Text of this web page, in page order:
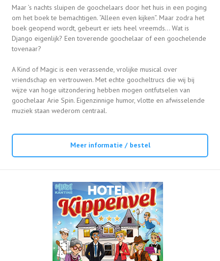
Maar ’s nachts sluipen de goochelaars door het huis in een poging
om het boek te bemachtigen. “Alleen even kijken”. Maar zodra het
boek geopend wordt, gebeurt er iets heel vreemds... Wat is
Django eigenlijk? Een toverende goochelaar of een goochelende
tovenaar?
A Kind of Magic is een verassende, vrolijke musical over
vriendschap en vertrouwen. Met echte goocheltrucs die wij bij
wijze van hoge uitzondering hebben mogen ontfutselen van
goochelaar Arie Spin. Eigenzinnige humor, vlotte en afwisselende
muziek staan wederom centraal.
Meer informatie / bestel